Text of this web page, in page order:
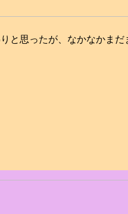
と思ったが、なかなかまだ